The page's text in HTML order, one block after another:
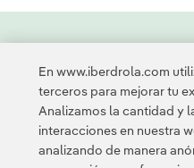
Transparencia en el uso
Configuración de cookies
En www.iberdrola.com
terceros para mejorar tu
Analizamos la cantidad y
interacciones en nuestra
analizando de manera